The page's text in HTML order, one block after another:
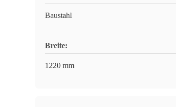
Baustahl
Breite:
1220 mm